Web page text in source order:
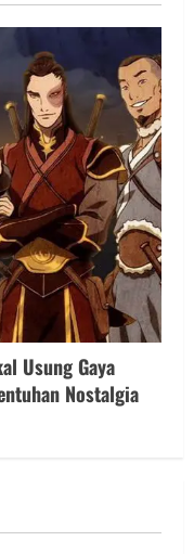
Usung Gaya
Nostalgia